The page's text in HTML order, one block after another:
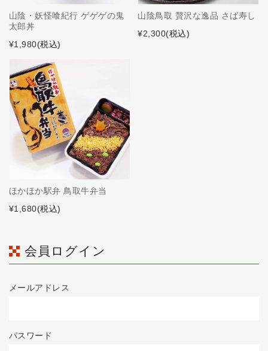
山陰・妖怪喰紀行 ゲゲゲの鬼
太郎丼
¥1,980(税込)
山陰鳥取 贅沢な逸品 さば寿し
¥2,300(税込)
ほかほか駅弁 鳥取牛弁当
¥1,680(税込)
会員ログイン
メールアドレス
パスワード